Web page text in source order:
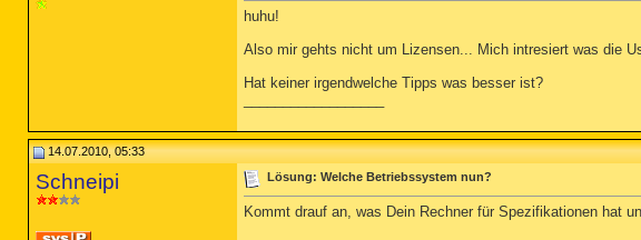
huhu!
Also mir gehts nicht um Lizensen... Mich intresiert was die
Hat keiner irgendwelche Tipps was besser ist?
14.07.2010, 05:33
Schneipi Lösung: Welche Betriebssystem nun?
Kommt drauf an, was Dein Rechner für Spezifikationen hat